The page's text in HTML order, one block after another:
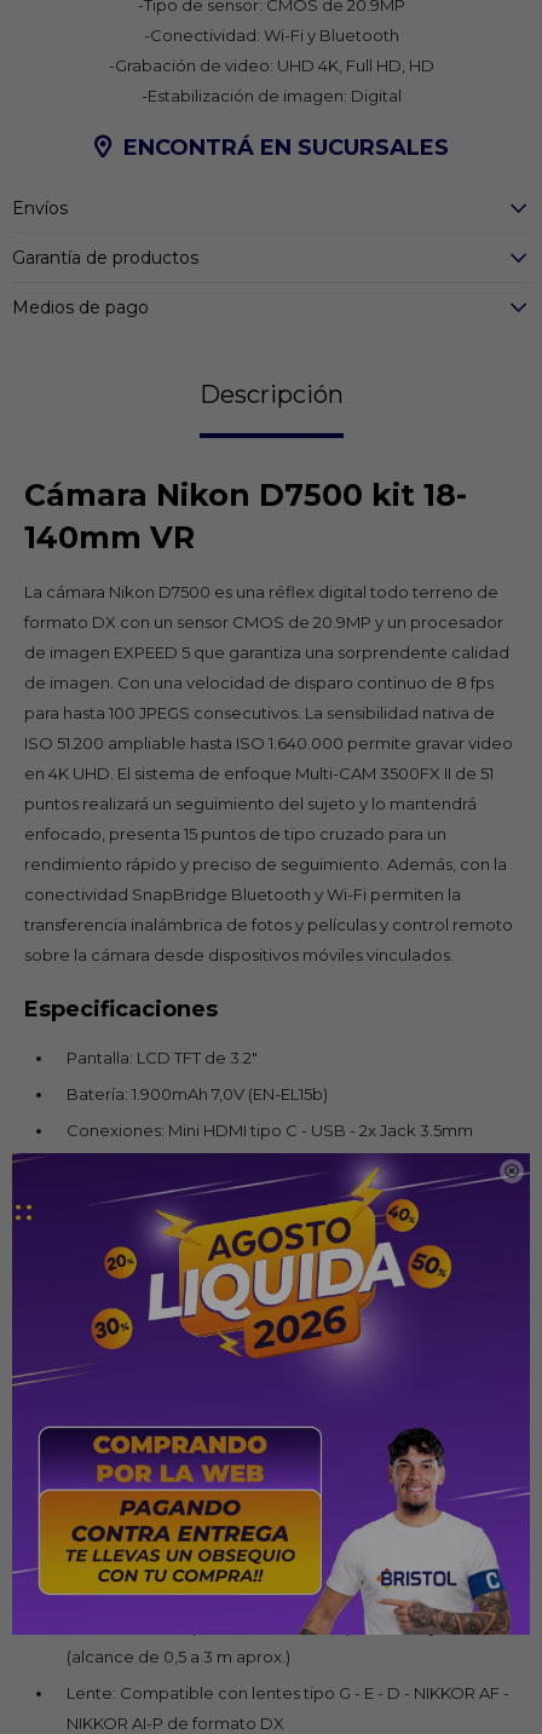

-Tipo de sensor: CMOS de 20.9MP
-Conectividad: Wi-Fi y Bluetooth
-Grabación de video: UHD 4K, Full HD, HD
-Estabilización de imagen: Digital
ENCONTRÁ EN SUCURSALES
Envíos
Garantía de productos
Medios de pago
Descripción
Cámara Nikon D7500 kit 18-
140mm VR
La cámara Nikon D7500 es una réflex digital todo terreno de
formato DX con un sensor CMOS de 20.9MP y un procesador
de imagen EXPEED 5 que garantiza una sorprendente calidad
de imagen. Con una velocidad de disparo continuo de 8 fps
para hasta 100 JPEGS consecutivos. La sensibilidad nativa de
ISO 51.200 ampliable hasta ISO 1.640.000 permite gravar video
en 4K UHD. El sistema de enfoque Multi-CAM 3500FX II de 51
puntos realizará un seguimiento del sujeto y lo mantendrá
enfocado, presenta 15 puntos de tipo cruzado para un
rendimiento rápido y preciso de seguimiento. Además, con la
conectividad SnapBridge Bluetooth y Wi-Fi permiten la
transferencia inalámbrica de fotos y películas y control remoto
sobre la cámara desde dispositivos móviles vinculados.
Especificaciones
Pantalla: LCD TFT de 3.2"
Batería: 1.900mAh 7,0V (EN-EL15b)
Conexiones: Mini HDMI tipo C - USB - 2x Jack 3.5mm
(Audio - Micrófono) - Slot para tarjeta SD
Conectividad: Wi-Fi IEEE 802.11b, IEEE 802.11g - Bluetooth
Video: 4K/UHD 30p - Full HD 1080p 50p/60p
Ángulo de visión: 170º
Visor: Réflex de objetivo único con pentaprisma al nivel
del ojo
Tipo de Cámara; DLSR
1640000 (equivalente)
Camara
Enfoque: Módulo de sensor de autofoco Advanced Multi-
CAM 3500 II de Nikon con detección de fase TTL - Ajuste
de precisión, 51 puntos de enfoque (incluidos 15 sensores
en cruz; f/8 compatible con 1 sensor) - Luz de ayuda de AF
(alcance de 0,5 a 3 m aprox.)
Lente: Compatible con lentes tipo G - E - D - NIKKOR AF -
NIKKOR AI-P de formato DX